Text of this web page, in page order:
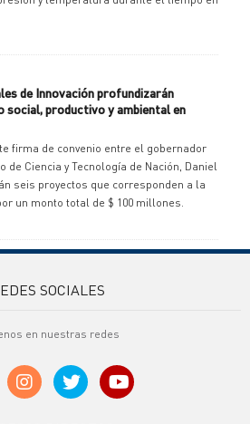
de Innovación profundizarán
social, productivo y ambiental en
firma de convenio entre el gobernador
de Ciencia y Tecnología de Nación, Daniel
seis proyectos que corresponden a la
un monto total de $ 100 millones.
SOCIALES
en nuestras redes